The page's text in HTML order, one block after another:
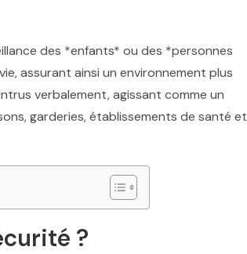
des *enfants* ou des *personnes
assurant ainsi un environnement plus
verbalement, agissant comme un
garderies, établissements de santé et
?